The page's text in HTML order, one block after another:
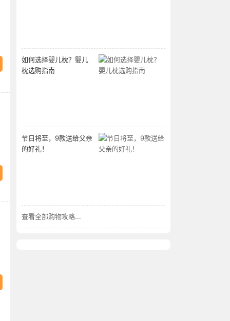
如何选择婴儿枕？婴儿
枕选购指南
节日将至，9款送给父亲
的好礼！
查看全部购物攻略...